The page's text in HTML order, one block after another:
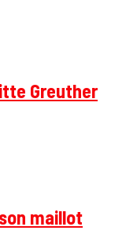
Greuther
maillot